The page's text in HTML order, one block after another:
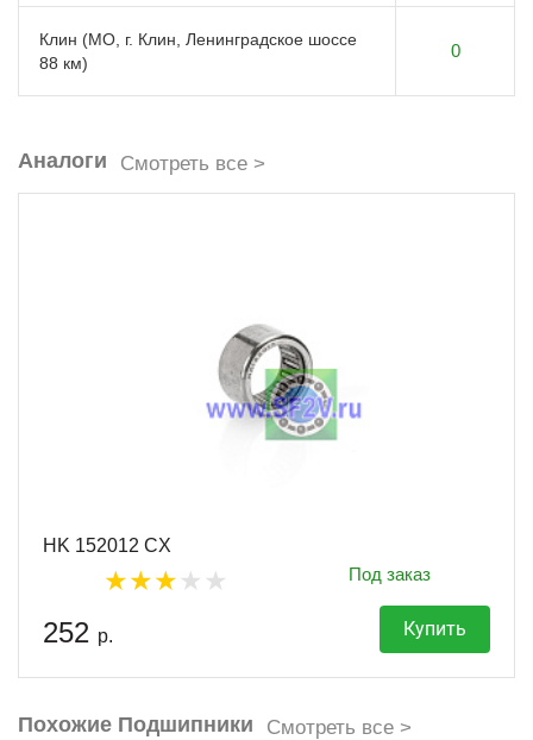
Клин (МО, г. Клин, Ленинградское шоссе
88 км)
0
Аналоги Смотреть все >
HK 152012 CX
Под заказ
252 р. Купить
Похожие Подшипники Смотреть все >